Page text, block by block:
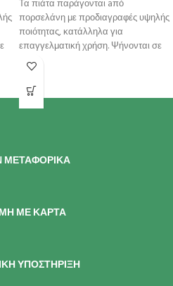
Τα πιάτα παράγονται aπό
πορσελάνη με προδιαγραφές υψηλής
ποιότητας, κατάλληλα για
επαγγελματική χρήση. Ψήνονται σε
υψηλή θερμοκρσία για μεγαλύτερη
αντοχή
ΜΕΤΑΦΟΡΙΚΑ
ΜΕ ΚΑΡΤΑ
ΥΠΟΣΤΗΡΙΞΗ